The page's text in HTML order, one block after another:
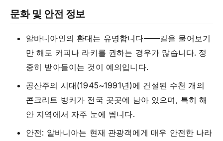
문화 및 안전 정보
알바니아인의 환대는 유명합니다——길을 물어보기
만 해도 커피나 라키를 권하는 경우가 많습니다. 정
중히 받아들이는 것이 예의입니다.
공산주의 시대(1945~1991년)에 건설된 수천 개의
콘크리트 벙커가 전국 곳곳에 남아 있으며, 특히 해
안 지역에서 자주 눈에 띕니다.
안전: 알바니아는 현재 관광객에게 매우 안전한 나라